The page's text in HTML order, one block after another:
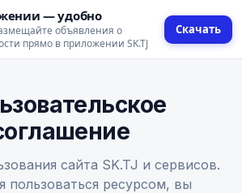
— удобно
объявления о
прямо в приложении SK.TJ
Скачать
сайта SK.TJ и сервисов.
пользоваться ресурсом, вы